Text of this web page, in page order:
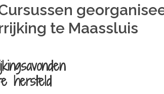
te Maassluis
hersteld